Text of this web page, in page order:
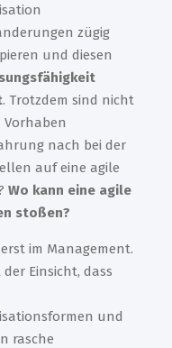
zügig
und diesen
. Trotzdem sind nicht
nach bei der
auf eine agile
Wo kann eine agile
stoßen?
im Management.
Einsicht, dass
und
rasche